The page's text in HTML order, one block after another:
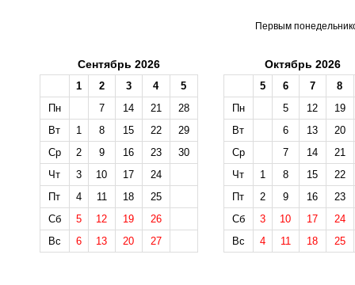
Первым
Сентябрь 2026
1 2 3 4
5
Пн
7 14 21
28
Вт
1 8 15 22
29
Ср
2 9 16 23
30
Чт
3 10 17
24
Пт
4 11 18
25
Сб
5 12 19
26
Вс
6 13 20 27
Октябрь 2026
5 6 7
8
Пн
5 12
19
Вт
6 13
20
Ср
7 14
21
Чт
1 8 15
22
Пт
2 9 16
23
Сб
3 10 17
24
Вс
4 11 18 25